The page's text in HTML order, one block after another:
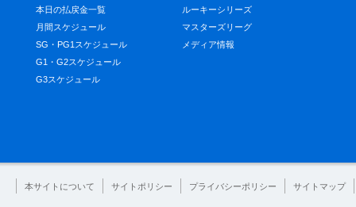
本日の払戻金一覧
月間スケジュール
SG・PG1スケジュール
G1・G2スケジュール
G3スケジュール
ルーキーシリーズ
マスターズリーグ
メディア情報
本サイトについて サイトポリシー プライバシーポリシー サイトマップ